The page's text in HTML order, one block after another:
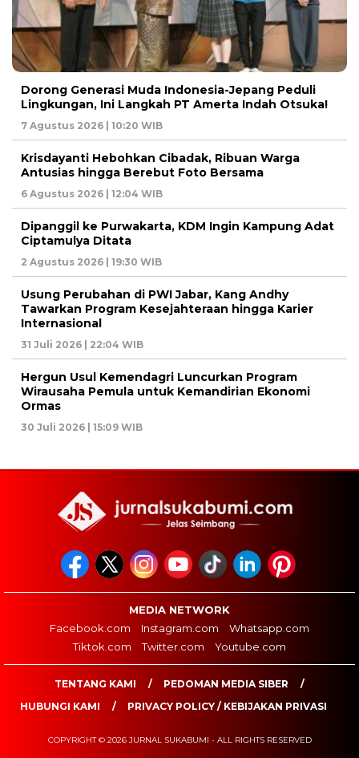
Dorong Generasi Muda Indonesia-Jepang Peduli
Lingkungan, Ini Langkah PT Amerta Indah Otsuka!
7 Agustus 2026 | 10:20 WIB
Krisdayanti Hebohkan Cibadak, Ribuan Warga
Antusias hingga Berebut Foto Bersama
6 Agustus 2026 | 12:04 WIB
Dipanggil ke Purwakarta, KDM Ingin Kampung Adat
Ciptamulya Ditata
2 Agustus 2026 | 19:30 WIB
Usung Perubahan di PWI Jabar, Kang Andhy
Tawarkan Program Kesejahteraan hingga Karier
Internasional
31 Juli 2026 | 22:04 WIB
Hergun Usul Kemendagri Luncurkan Program
Wirausaha Pemula untuk Kemandirian Ekonomi
Ormas
30 Juli 2026 | 15:09 WIB
MEDIA NETWORK
Facebook.com
Instagram.com
Whatsapp.com
Tiktok.com
Twitter.com Youtube.com
TENTANG KAMI
PEDOMAN MEDIA SIBER
HUBUNGI KAMI
PRIVACY POLICY / KEBIJAKAN PRIVASI
COPYRIGHT © 2026 JURNAL SUKABUMI - ALL RIGHTS RESERVED